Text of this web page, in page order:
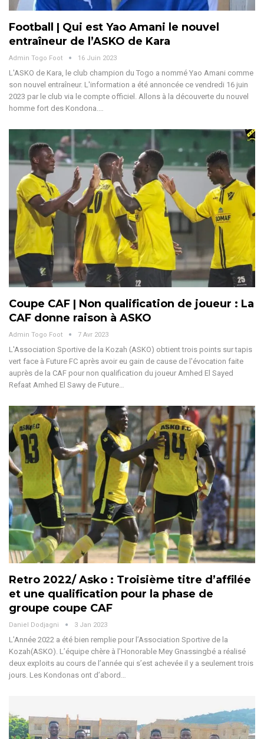
Football | Qui est Yao Amani le nouvel
entraîneur de l’ASKO de Kara
Admin Togo Foot 16 Juin 2023
L'ASKO de Kara, le club champion du Togo a nommé Yao Amani comme
son nouvel entraîneur. L'information a été annoncée ce vendredi 16 juin
2023 par le club via le compte officiel. Allons à la découverte du nouvel
homme fort des Kondona.…
Coupe CAF | Non qualification de joueur : La
CAF donne raison à ASKO
Admin Togo Foot 7 Avr 2023
L'Association Sportive de la Kozah (ASKO) obtient trois points sur tapis
vert face à Future FC après avoir eu gain de cause de l'évocation faite
auprès de la CAF pour non qualification du joueur Amhed El Sayed
Refaat Amhed El Sawy de Future…
Retro 2022/ Asko : Troisième titre d’affilée
et une qualification pour la phase de
groupe coupe CAF
Daniel Dodjagni 3 Jan 2023
L’Année 2022 a été bien remplie pour l’Association Sportive de la
Kozah(ASKO). L’équipe chère à l’Honorable Mey Gnassingbé a réalisé
deux exploits au cours de l’année qui s’est achevée il y a seulement trois
jours. Les Kondonas ont d’abord…